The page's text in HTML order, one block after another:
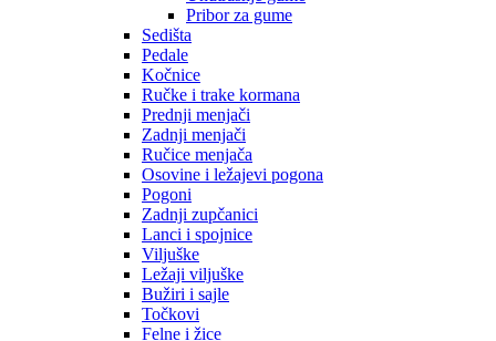
Pribor za gume
Sedišta
Pedale
Kočnice
Ručke i trake kormana
Prednji menjači
Zadnji menjači
Ručice menjača
Osovine i ležajevi pogona
Pogoni
Zadnji zupčanici
Lanci i spojnice
Viljuške
Ležaji viljuške
Bužiri i sajle
Točkovi
Felne i žice